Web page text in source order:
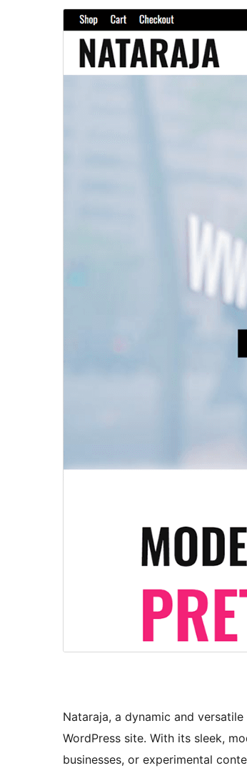
Nataraja, a dynamic and
WordPress site. With its sleek,
businesses, or experimental